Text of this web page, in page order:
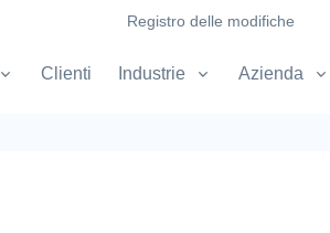
Registro delle modifiche
Clienti Industrie Azienda